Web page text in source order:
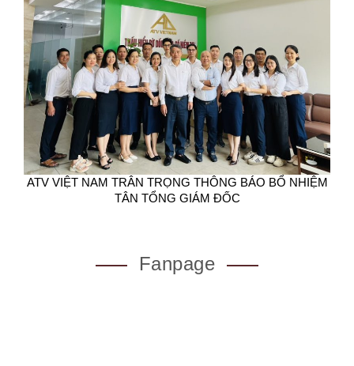
ATV VIỆT NAM TRÂN TRỌNG THÔNG BÁO BỔ NHIỆM
TÂN TỔNG GIÁM ĐỐC
Fanpage